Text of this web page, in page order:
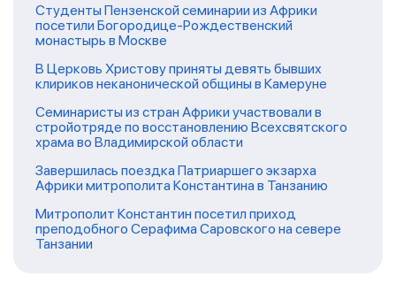
Студенты Пензенской семинарии из Африки
посетили Богородице-Рождественский
монастырь в Москве
В Церковь Христову приняты девять бывших
клириков неканонической общины в Камеруне
Семинаристы из стран Африки участвовали в
стройотряде по восстановлению Всехсвятского
храма во Владимирской области
Завершилась поездка Патриаршего экзарха
Африки митрополита Константина в Танзанию
Митрополит Константин посетил приход
преподобного Серафима Саровского на севере
Танзании